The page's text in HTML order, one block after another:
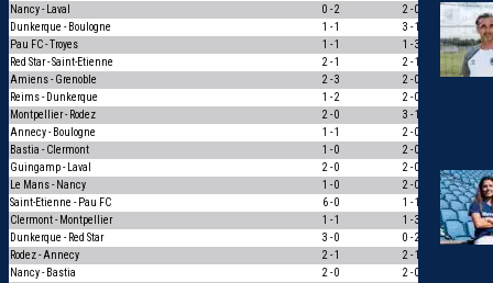
Nancy - Laval
0 - 2 2 - 0
0
Dunkerque - Boulogne
1 - 1 3 - 1
0
Pau FC - Troyes
1 - 1 1 - 3
0
Red Star - Saint-Etienne
2 - 1 2 - 1
3
Amiens - Grenoble
2 - 3 2 - 0
0
Reims - Dunkerque
1 - 2 2 - 0
Montpellier - Rodez
2 - 0 3 - 1
Annecy - Boulogne
1 - 1 2 - 0
Bastia - Clermont
1 - 0 2 - 0
Guingamp - Laval
2 - 0 2 - 0
Le Mans - Nancy
1 - 0 2 - 0
1
Saint-Etienne - Pau FC
6 - 0 1 - 1
0
Clermont - Montpellier
1 - 1 1 - 3
0
Dunkerque - Red Star
3 - 0 0 - 2
0
Rodez - Annecy
2 - 1 2 - 1
Nancy - Bastia
2 - 0 2 - 0